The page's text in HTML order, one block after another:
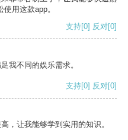
用这款app。
支持[0] 反对[0]
我不同的娱乐需求。
支持[0] 反对[0]
，让我能够学到实用的知识。